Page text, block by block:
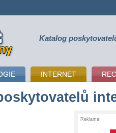
Katalog
INTERNET
Reklama: